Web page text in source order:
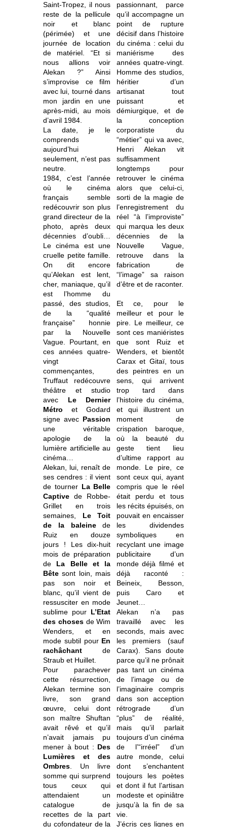
Saint-Tropez, il nous
reste de la pellicule
noir et blanc
(périmée) et une
journée de location
de matériel. “Et si
nous allions voir
Alekan ?” Ainsi
s’improvise ce film
avec lui, tourné dans
mon jardin en une
après-midi, au mois
d’avril 1984.
La date, je le
comprends
aujourd’hui
seulement, n’est pas
neutre.
1984, c’est l’année
où le cinéma
français semble
redécouvrir son plus
grand directeur de la
photo, après deux
décennies d’oubli…
Le cinéma est une
cruelle petite famille.
On dit encore
qu’Alekan est lent,
cher, maniaque, qu’il
est l’homme du
passé, des studios,
de la “qualité
française” honnie
par la Nouvelle
Vague. Pourtant, en
ces années quatre-
vingt
commençantes,
Truffaut redécouvre
théâtre et studio
avec Le Dernier
Métro et Godard
signe avec Passion
une véritable
apologie de la
lumière artificielle au
cinéma…
Alekan, lui, renaît de
ses cendres : il vient
de tourner La Belle
Captive de Robbe-
Grillet en trois
semaines, Le Toit
de la baleinede
Ruiz en douze
jours ! Les dix-huit
mois de préparation
de La Belle et la
Bête sont loin, mais
pas son noir et
blanc, qu’il vient de
ressusciter en mode
sublime pour L’Etat
des chosesde Wim
Wenders, et en
mode subtil pour En
rachâchant de
Straub et Huillet.
Pour parachever
cette résurrection,
Alekan termine son
livre, son grand
œuvre, celui dont
son maître Shuftan
avait rêvé et qu’il
n’avait jamais pu
mener à bout : Des
Lumières et des
Ombres . Un livre
somme qui surprend
tous ceux qui
attendaient un
catalogue de
recettes de la part
du cofondateur de la
passionnant, parce
qu’il accompagne un
point de rupture
décisif dans l’histoire
du cinéma : celui du
maniérisme des
années quatre-vingt.
Homme des studios,
héritier d’un
artisanat tout
puissant et
démiurgique, et de
la conception
corporatiste du
“métier” qui va avec,
Henri Alekan vit
suffisamment
longtemps pour
retrouver le cinéma
alors que celui-ci,
sorti de la magie de
l’enregistrement du
réel “à l’improviste”
qui marqua les deux
décennies de la
Nouvelle Vague,
retrouve dans la
fabrication de
“l’image” sa raison
d’être et de raconter.
Et ce, pour le
meilleur et pour le
pire. Le meilleur, ce
sont ces maniéristes
que sont Ruiz et
Wenders, et bientôt
Carax et Gitaï, tous
des peintres en un
sens, qui arrivent
trop tard dans
l’histoire du cinéma,
et qui illustrent un
moment de
crispation baroque,
où la beauté du
geste tient lieu
d’ultime rapport au
monde. Le pire, ce
sont ceux qui, ayant
compris que le réel
était perdu et tous
les récits épuisés, on
pouvait en encaisser
les dividendes
symboliques en
recyclant une image
publicitaire d’un
monde déjà filmé et
déjà raconté :
Beineix, Besson,
puis Caro et
Jeunet…
Alekan n’a pas
travaillé avec les
seconds, mais avec
les premiers (sauf
Carax). Sans doute
parce qu’il ne prônait
pas tant un cinéma
de l’image ou de
l’imaginaire compris
dans son acception
rétrograde d’un
“plus” de réalité,
mais qu’il parlait
toujours d’un cinéma
de l’“irréel” d’un
autre monde, celui
dont s’enchantent
toujours les poètes
et dont il fut l’artisan
modeste et opiniâtre
jusqu’à la fin de sa
vie.
J’écris ces lignes en